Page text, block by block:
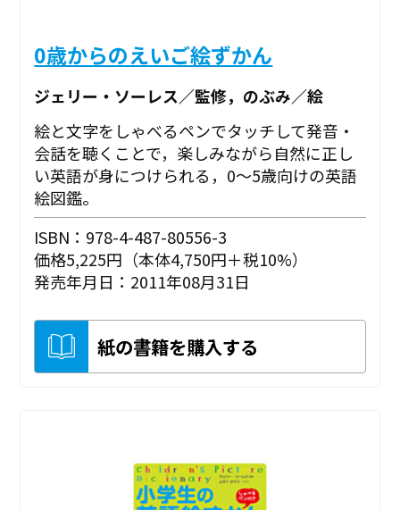
0歳からのえいご絵ずかん
ジェリー・ソーレス／監修，のぶみ／絵
絵と文字をしゃべるペンでタッチして発音・
会話を聴くことで，楽しみながら自然に正し
い英語が身につけられる，0～5歳向けの英語
絵図鑑。
ISBN：978-4-487-80556-3
価格5,225円（本体4,750円＋税10%）
発売年月日：2011年08月31日
紙の書籍を購入する